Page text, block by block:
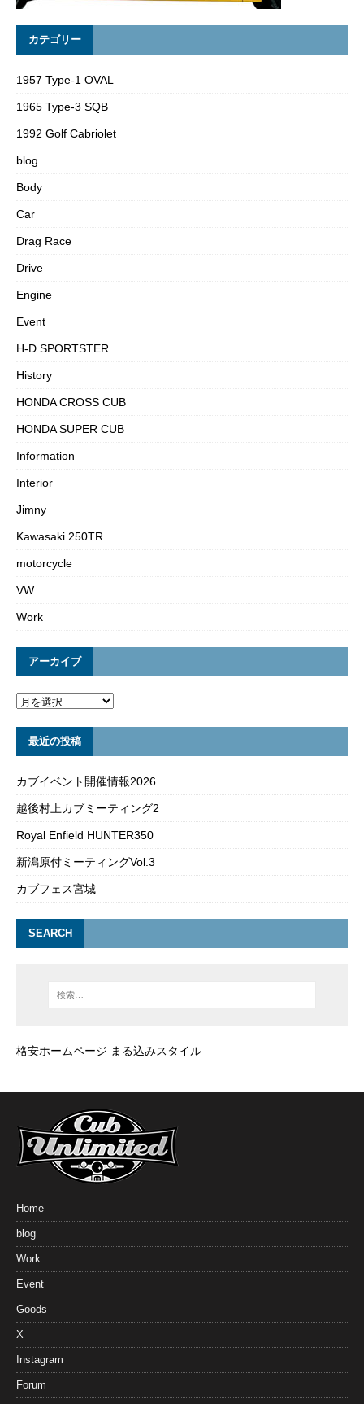
カテゴリー
1957 Type-1 OVAL
1965 Type-3 SQB
1992 Golf Cabriolet
blog
Body
Car
Drag Race
Drive
Engine
Event
H-D SPORTSTER
History
HONDA CROSS CUB
HONDA SUPER CUB
Information
Interior
Jimny
Kawasaki 250TR
motorcycle
VW
Work
アーカイブ
最近の投稿
カブイベント開催情報2026
越後村上カブミーティング2
Royal Enfield HUNTER350
新潟原付ミーティングVol.3
カブフェス宮城
SEARCH
格安ホームページ まる込みスタイル
Home
blog
Work
Event
Goods
X
Instagram
Forum